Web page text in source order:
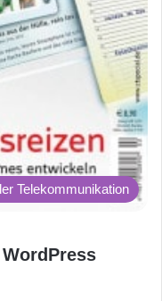
Telekommunikation